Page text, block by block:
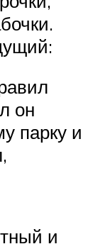
он
парку и
и